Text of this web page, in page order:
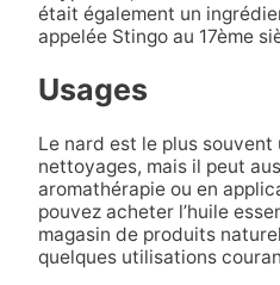
était également un
appelée Stingo au 17ème
Usages
Le nard est le plus
nettoyages, mais il peut
aromathérapie ou en
pouvez acheter l’huile
magasin de produits
quelques utilisations